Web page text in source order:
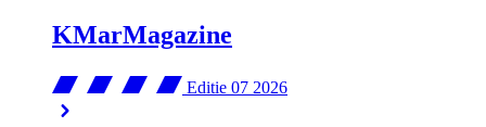
KMarMagazine
Editie 07 2026